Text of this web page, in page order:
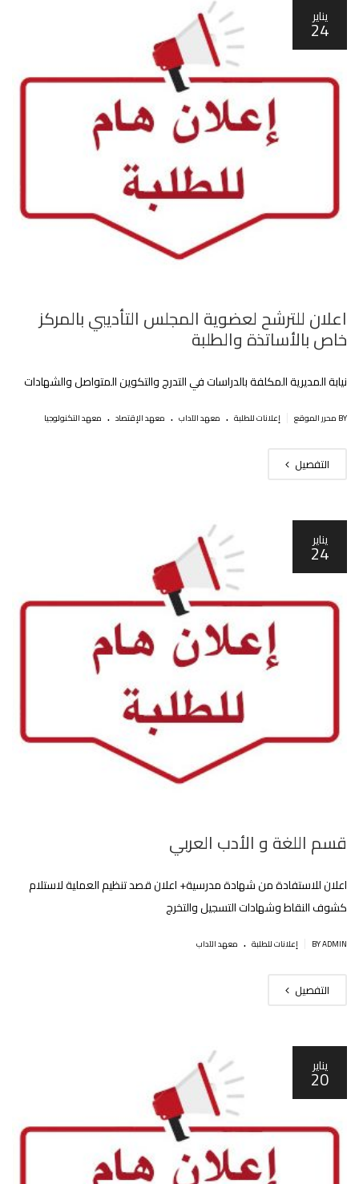
يناير
24
اعلان للترشح لعضوية المجلس التأديبي بالمركز
خاص بالأساتذة والطلبة
نيابة المديرية المكلفة بالدراسات في التدرج والتكوين المتواصل والشهادات
BY محرر الموقع إعلانات للطلبة . معهد الآداب . معهد الإقتصاد . معهد التكنولوجيا
التفصيل
يناير
24
قسم اللغة و الأدب العربي
اعلان للاستفادة من شهادة مدرسية+ اعلان قصد تنظيم العملية لاستلام
كشوف النقاط وشهادات التسجيل والتخرج
BY ADMIN إعلانات للطلبة . معهد الآداب
التفصيل
يناير
20